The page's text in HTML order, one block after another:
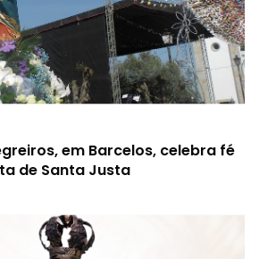
em Barcelos, celebra fé
de Santa Justa